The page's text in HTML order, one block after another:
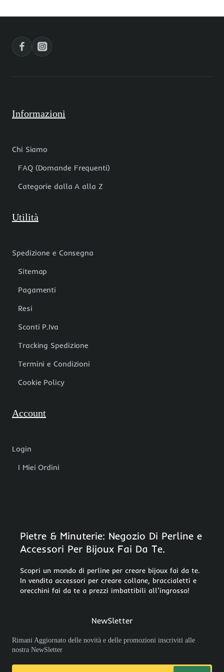
Informazioni
Chi Siamo
FAQ (Domande Frequenti)
Categorie dalla A alla Z
Utilità
Spedizione e Consegna
Sitemap
Pagamenti
Resi
Sconti P.Iva
Tracking Spedizione
Termini e Condizioni
Cookie Policy
Account
Login
I Miei Ordini
Pietre & Minuterie: Negozio Di Perline e
Accessori Per Bijoux Fai Da Te.
Scopri un mondo di perline per creare bijoux fai da te.
In vendita accessori per creare collane, braccialetti e
orecchini fai da te a prezzi imbattibili all'ingrosso!
NewSletter
Rimani Aggiornato delle novità e delle promozioni inscriviti alle
nostra NewSletter